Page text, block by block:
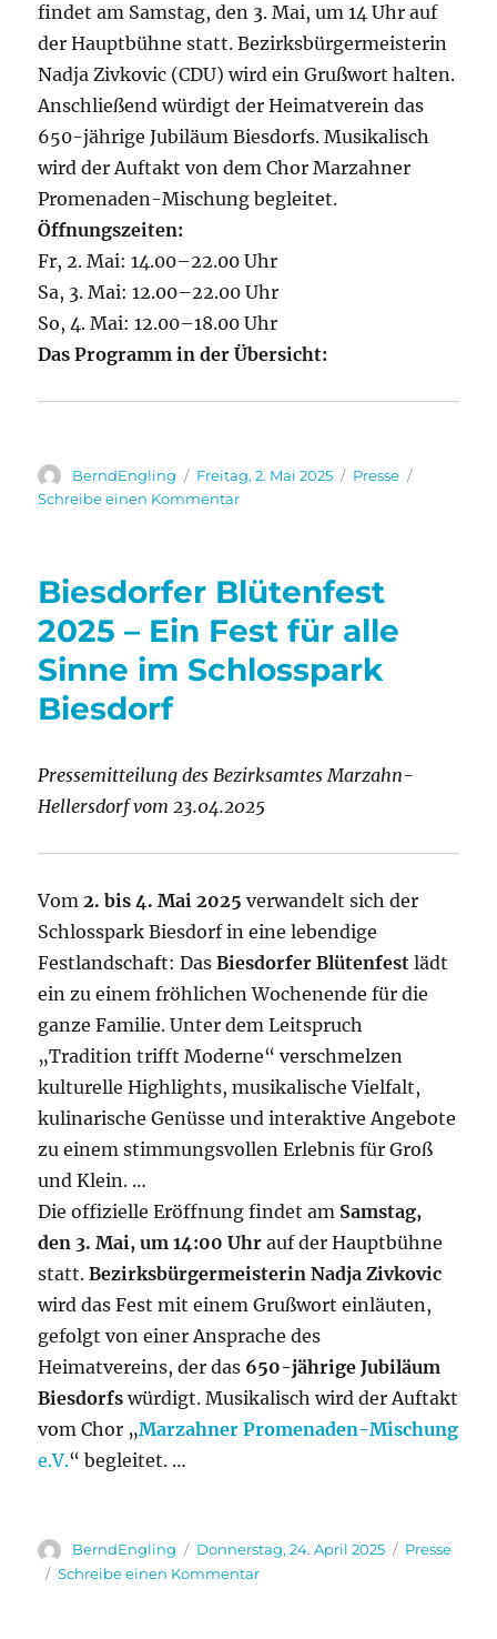
findet am Samstag, den 3. Mai, um 14 Uhr auf
der Hauptbühne statt. Bezirksbürgermeisterin
Nadja Zivkovic (CDU) wird ein Grußwort halten.
Anschließend würdigt der Heimatverein das
650-jährige Jubiläum Biesdorfs. Musikalisch
wird der Auftakt von dem Chor Marzahner
Promenaden-Mischung begleitet.
Öffnungszeiten:
Fr, 2. Mai: 14.00–22.00 Uhr
Sa, 3. Mai: 12.00–22.00 Uhr
So, 4. Mai: 12.00–18.00 Uhr
Das Programm in der Übersicht:
Autor
BerndEngling
Veröffentlicht
am
Freitag, 2. Mai 2025 Kategorien
Presse
Schreibe einen Kommentarzu
lockt
Biesdorfer
Blütenfest
Biesdorfer Blütenfest
2025 – Ein Fest für alle
Sinne im Schlosspark
Biesdorf
Pressemitteilung des Bezirksamtes Marzahn-
Hellersdorf vom 23.04.2025
Vom2. bis 4. Mai 2025 verwandelt sich der
Schlosspark Biesdorf in eine lebendige
Festlandschaft: DasBiesdorfer Blütenfest lädt
ein zu einem fröhlichen Wochenende für die
ganze Familie. Unter dem Leitspruch
„Tradition trifft Moderne“ verschmelzen
kulturelle Highlights, musikalische Vielfalt,
kulinarische Genüsse und interaktive Angebote
zu einem stimmungsvollen Erlebnis für Groß
und Klein. …
Die offizielle Eröffnung findet am Samstag,
den 3. Mai, um 14:00 Uhr auf der Hauptbühne
statt.Bezirksbürgermeisterin Nadja Zivkovic
wird das Fest mit einem Grußwort einläuten,
gefolgt von einer Ansprache des
Heimatvereins, der das 650-jährige Jubiläum
Biesdorfs würdigt. Musikalisch wird der Auftakt
vom Chor „Marzahner Promenaden-Mischung
e.V.“ begleitet. …
Autor
BerndEngling
Veröffentlicht
am
Donnerstag, 24. April 2025 Kategorien
Presse
Schreibe einen Kommentarzu